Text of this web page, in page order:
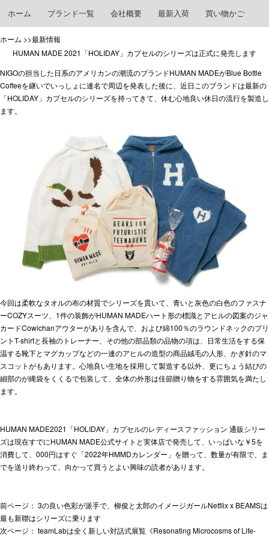
ホーム ブランド一覧 会社概要 最新入荷 買い物かご
ホーム >>最新情報
HUMAN MADE 2021「HOLIDAY」カプセルのシリーズは正式に発売します
NIGOの担当した日系のアメリカンの潮流のブランドHUMAN MADEがBlue Bottle
Coffeeを継いでいっしょに連名で周辺を発表した後に、近日このブランドは最新の
「HOLIDAY」カプセルのシリーズを持ってきて、休む心地良い休日の流行を製造し
ます。
今回は柔軟なタオルの布の材質でシリーズを貫いて、青いと灰色の白色のファスナ
ーCOZYスーツ、1件の装飾がHUMAN MADEハート形の標識とアヒルの図案のジャ
カードCowichanアウターがありを含んで、および綿100％のラウンドネックのプリ
ントT-shirtと長袖のトレーナー、その他の部品類の品物の項は、日常生活をする保
温する靴下とマグカップなどの一連のアヒルの造型の商品絨毛の人形、かぎ針のマ
スコットがもあります。心地良い生地を採用して製造する以外、更にちょう結びの
細部のが縄袋をくくるで包装して、全体の外形は佳節贈り物をする雰囲気を満たし
ます。
HUMAN MADE2021「HOLIDAY」カプセルのレディースファッション 通販シリー
ズは現在すでにHUMAN MADE公式サイトと実体店で発売して、いっぱいな￥5を
消費して、000円はすぐ「2022年HMMDカレンダー」を贈って、数量が有限で、ま
でを送り終わって、向かって買うとよい興味の読者があります。
前ページ： 3の良い色彩が派手で、柳俊と太郎のイメージガールNetflix x BEAMSは
最も新聯はシリーズに乗ります
次ページ： teamLabは全く新しい対話式展覧《Resonating Microcosms of Life-